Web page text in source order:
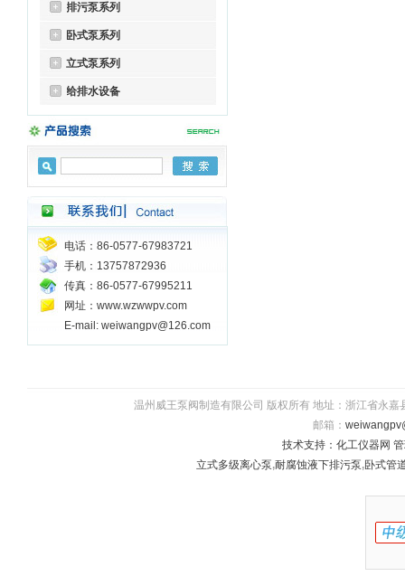
排污泵系列
卧式泵系列
立式泵系列
给排水设备
电话：86-0577-67983721
手机：13757872936
传真：86-0577-67995211
网址：www.wzwwpv.com
E-mail: weiwangpv@126.com
温州威王泵阀制造有限公司 版权所有 地址：浙江省永
邮箱：
技术支持： 化工仪器网
立式多级离心泵,耐腐蚀液下排污泵,卧式管